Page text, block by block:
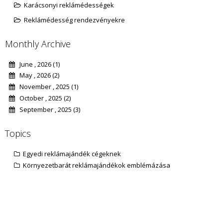
Karácsonyi reklámédességek
Reklámédesség rendezvényekre
Monthly Archive
June , 2026 (1)
May , 2026 (2)
November , 2025 (1)
October , 2025 (2)
September , 2025 (3)
Topics
Egyedi reklámajándék cégeknek
Környezetbarát reklámajándékok emblémázása